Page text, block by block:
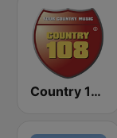
Country 108